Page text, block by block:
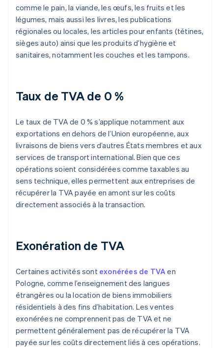
comme le pain, la viande, les œufs, les fruits et les
légumes, mais aussi les livres, les publications
régionales ou locales, les articles pour enfants (tétines,
sièges auto) ainsi que les produits d’hygiène et
sanitaires, notamment les couches et les tampons.
Taux de TVA de 0 %
Le taux de TVA de 0 % s’applique notamment aux
exportations en dehors de l’Union européenne, aux
livraisons de biens vers d’autres États membres et aux
services de transport international. Bien que ces
opérations soient considérées comme taxables au
sens technique, elles permettent aux entreprises de
récupérer la TVA payée en amont sur les coûts
directement associés à la transaction.
Exonération de TVA
Certaines activités sont exonérées de TVAen
Pologne, comme l’enseignement des langues
étrangères ou la location de biens immobiliers
résidentiels à des fins d’habitation. Les ventes
exonérées ne comprennent pas de TVA et ne
permettent généralement pas de récupérer la TVA
payée sur les coûts directement liés à ces opérations.